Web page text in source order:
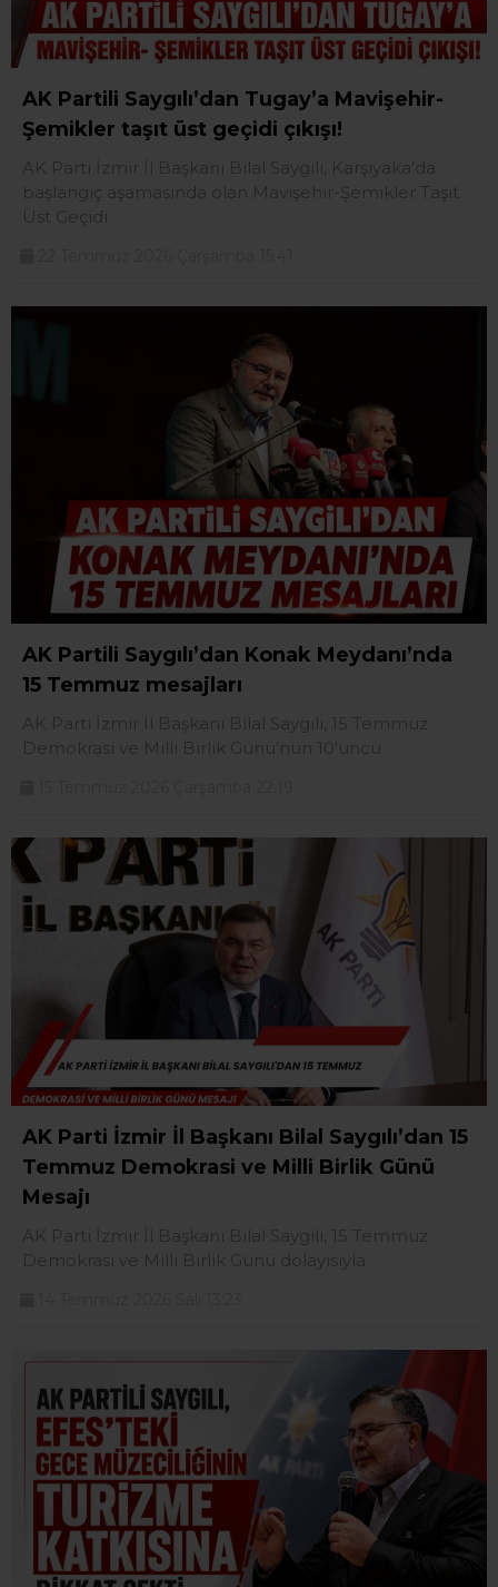
AK Partili Saygılı’dan Tugay’a Mavişehir-
Şemikler taşıt üst geçidi çıkışı!
AK Parti İzmir İl Başkanı Bilal Saygılı, Karşıyaka’da
başlangıç aşamasında olan Mavişehir-Şemikler Taşıt
Üst Geçidi
AK Partili Saygılı’dan Konak Meydanı’nda
15 Temmuz mesajları
AK Parti İzmir İl Başkanı Bilal Saygılı, 15 Temmuz
Demokrasi ve Milli Birlik Günü’nün 10'uncu
AK Parti İzmir İl Başkanı Bilal Saygılı’dan 15
Temmuz Demokrasi ve Milli Birlik Günü
Mesajı
AK Parti İzmir İl Başkanı Bilal Saygılı, 15 Temmuz
Demokrasi ve Milli Birlik Günü dolayısıyla